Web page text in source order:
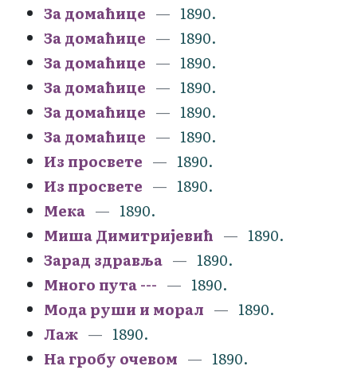
За домаћице
1890.
За домаћице
1890.
За домаћице
1890.
За домаћице
1890.
За домаћице
1890.
За домаћице
1890.
Из просвете
1890.
Из просвете
1890.
Мека
1890.
Миша Димитријевић
1890.
Зарад здравља
1890.
Много пута ---
1890.
Мода руши и морал
1890.
Лаж
1890.
На гробу очевом
1890.